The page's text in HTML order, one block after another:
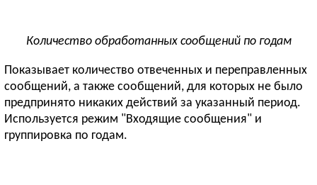
Количество обработанных сообщений по годам
Показывает количество отвеченных и переправленных
сообщений, а также сообщений, для которых не было
предпринято никаких действий за указанный период.
Используется режим "Входящие сообщения" и
группировка по годам.